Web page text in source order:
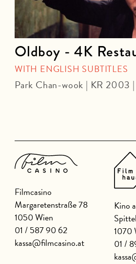
Oldboy - 4K
WITH ENGLISH SUBTITLES
Park Chan-wook | KR 2003
Filmcasino
Margaretenstraße 78
1050 Wien
01 / 587 90 62
kassa@filmcasino.at
Kino
1070
01 /